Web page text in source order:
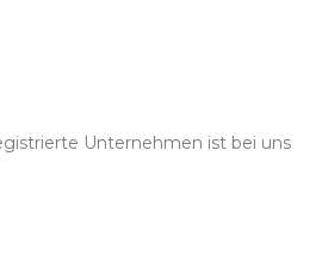
Unternehmen ist bei uns